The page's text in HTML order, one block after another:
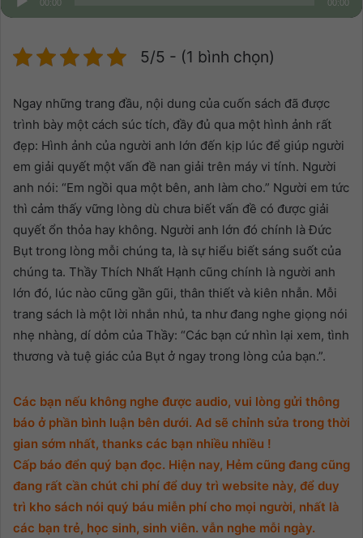
00:00 00:00
5/5 - (1 bình chọn)
Ngay những trang đầu, nội dung của cuốn sách đã được
trình bày một cách súc tích, đầy đủ qua một hình ảnh rất
đẹp: Hình ảnh của người anh lớn đến kịp lúc để giúp người
em giải quyết một vấn đề nan giải trên máy vi tính. Người
anh nói: “Em ngồi qua một bên, anh làm cho.” Người em tức
thì cảm thấy vững lòng dù chưa biết vấn đề có được giải
quyết ổn thỏa hay không. Người anh lớn đó chính là Đức
Bụt trong lòng mỗi chúng ta, là sự hiểu biết sáng suốt của
chúng ta. Thầy Thích Nhất Hạnh cũng chính là người anh
lớn đó, lúc nào cũng gần gũi, thân thiết và kiên nhẫn. Mỗi
trang sách là một lời nhắn nhủ, ta như đang nghe giọng nói
nhẹ nhàng, dí dỏm của Thầy: “Các bạn cứ nhìn lại xem, tình
thương và tuệ giác của Bụt ở ngay trong lòng của bạn.”.
Các bạn nếu không nghe được audio, vui lòng gửi thông
báo ở phần bình luận bên dưới. Ad sẽ chỉnh sửa trong thời
gian sớm nhất, thanks các bạn nhiều nhiều !
Cấp báo đển quý bạn đọc. Hiện nay, Hẻm cũng đang cũng
đang rất cần chút chi phí để duy trì website này, để duy
trì kho sách nói quý báu miễn phí cho mọi người, nhất là
các bạn trẻ, học sinh, sinh viên. vẫn nghe mỗi ngày.